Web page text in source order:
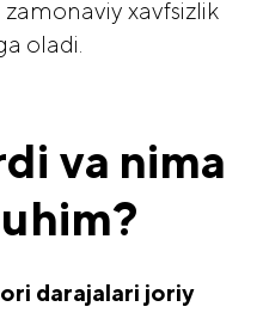
xavfsizlik
oladi.
va nima
darajalari joriy